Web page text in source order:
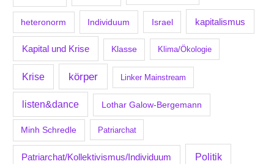
heteronorm Individuum Israel kapitalismus
Kapital und Krise Klasse Klima/Ökologie
Krise körper Linker Mainstream
listen&dance Lothar Galow-Bergemann
Minh Schredle Patriarchat
Patriarchat/Kollektivismus/Individuum Politik